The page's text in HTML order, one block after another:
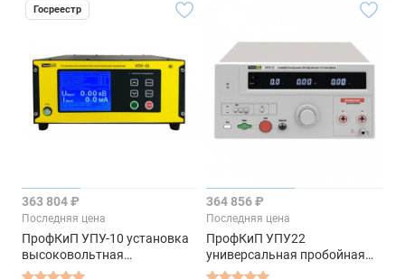
Госреестр
363 804 ₽
Последняя цена
ПрофКиП УПУ-10 установка
высоковольтная
испытательная пробойная
364 856 ₽
Последняя цена
ПрофКиП УПУ22
универсальная пробойная
установка